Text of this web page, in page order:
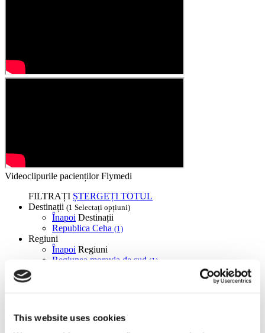
This website uses cookies
Videoclipurile pacienților Flymedi
FILTRAȚI ȘTERGEȚI TOTUL
Destinații (1 Selectați opțiuni)
Înapoi Destinații
Republica Ceha (1)
Regiuni
Înapoi Regiuni
Regiunea moravia de sud (1)
Flymedi
înregistrată la TÜRSAB (Certificat Nr.: 12276).